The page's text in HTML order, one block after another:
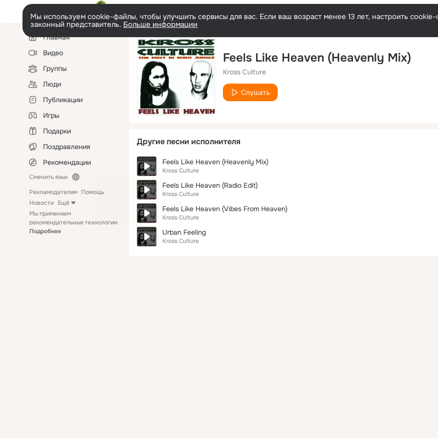
Мы используем cookie-файлы, чтобы улучшить сервисы для вас. Если ваш возраст менее 13 лет, настроить
законный представитель. Больше информации
Левая
колонкаГлавная
Видео
Группы
Люди
Публикации
Игры
Подарки
Поздравления
Рекомендации
Сменить язык
Рекламодателям Помощь
Новости Ещё
Мы применяем
рекомендательные технологии
Подробнее
Feels Like Heaven (Heavenly Mix)
Kross Culture
Слушать
Другие песни исполнителя
Feels Like Heaven (Heavenly Mix)
Kross Culture
Feels Like Heaven (Radio Edit)
Kross Culture
Feels Like Heaven (Vibes From Heaven)
Kross Culture
Urban Feeling
Kross Culture